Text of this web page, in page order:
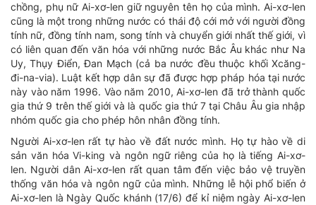
chồng, phụ nữ Ai-xơ-len giữ nguyên tên họ của mình. Ai-xơ-len
cũng là một trong những nước có thái độ cới mở với người đồng
tính nữ, đồng tính nam, song tính và chuyển giới nhất thế giới, vì
có liên quan đến văn hóa với những nước Bắc Âu khác như Na
Uy, Thụy Điển, Đan Mạch (cả ba nước đều thuộc khối Xcăng-
đi-na-via). Luật kết hợp dân sự đã được hợp pháp hóa tại nước
này vào năm 1996. Vào năm 2010, Ai-xơ-len đã trở thành quốc
gia thứ 9 trên thế giới và là quốc gia thứ 7 tại Châu Âu gia nhập
nhóm quốc gia cho phép hôn nhân đồng tính.
Người Ai-xơ-len rất tự hào về đất nước mình. Họ tự hào về di
sản văn hóa Vi-king và ngôn ngữ riêng của họ là tiếng Ai-xơ-
len. Người dân Ai-xơ-len rất quan tâm đến việc bảo vệ truyền
thống văn hóa và ngôn ngữ của mình. Những lễ hội phổ biến ở
Ai-xơ-len là Ngày Quốc khánh (17/6) để kỉ niệm ngày Ai-xơ-len